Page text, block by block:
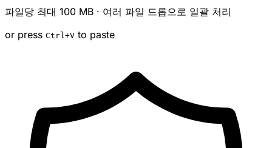
파일당 최대 100 MB · 여러 파일 드롭으로 일괄 처리
or press Ctrl +V to paste